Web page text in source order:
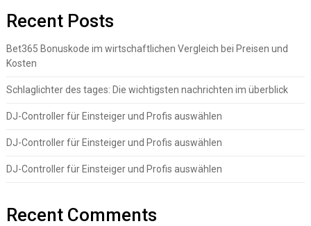
Recent Posts
Bet365 Bonuskode im wirtschaftlichen Vergleich bei Preisen und
Kosten
Schlaglichter des tages: Die wichtigsten nachrichten im überblick
DJ-Controller für Einsteiger und Profis auswählen
DJ-Controller für Einsteiger und Profis auswählen
DJ-Controller für Einsteiger und Profis auswählen
Recent Comments